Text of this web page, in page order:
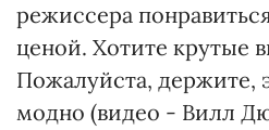
режиссера
ценой. Хотите крутые
Пожалуйста, держите,
модно (видео - Вилл